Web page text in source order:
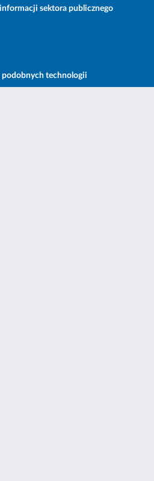
sektora publicznego
podobnych technologii